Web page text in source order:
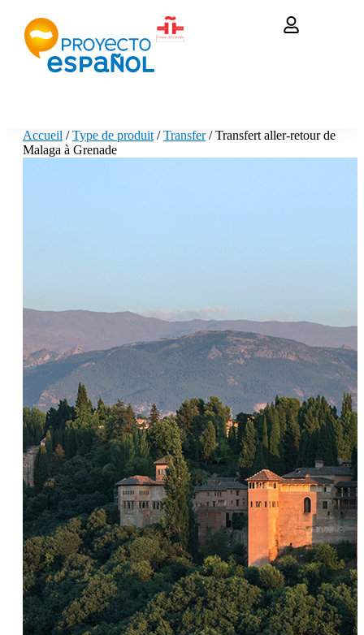
Accueil /Type de produit /Transfer/ Transfert aller-retour de
Malaga à Grenade